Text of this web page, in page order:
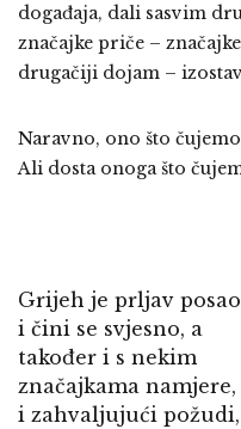
događaja, dali sasvim
značajke priče –
drugačiji dojam –
Naravno, ono što
Ali dosta onoga što
Grijeh je prljav posao
i čini se svjesno, a
također i s nekim
značajkama namjere,
i zahvaljujući požudi,